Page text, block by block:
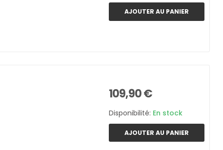
AJOUTER AU PANIER
109,90 €
Disponibilité: En stock
AJOUTER AU PANIER